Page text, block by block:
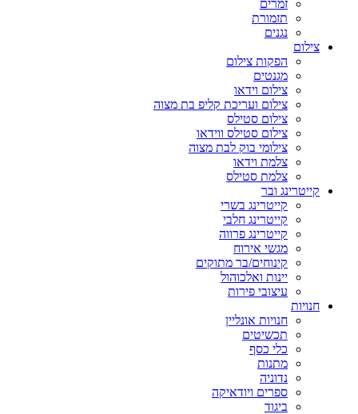
זמרים
תזמורת
נגנים
צילום
הפקות צילום
מגנטים
צילום וידאו
צילום ועריכת קליפ בת מצוה
צילום סטילס
צילום סטילס ווידאו
צילומי בוק לבת מצוה
צלמת וידאו
צלמת סטילס
קייטרינג ובר
קייטרינג בשרי
קייטרינג חלבי
קייטרינג פרווה
מגשי אירוח
קינוחים/בר מתוקים
יינות ואלכוהול
עיצובי פירות
חנויות
חנויות אונליין
תכשיטים
כלי כסף
מתנות
נדוניה
ספרים ויודאיקה
ביגוד